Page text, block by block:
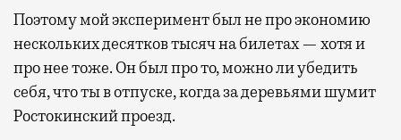
Поэтому мой эксперимент был не про экономию
нескольких десятков тысяч на билетах — хотя и
про нее тоже. Он был про то, можно ли убедить
себя, что ты в отпуске, когда за деревьями шумит
Ростокинский проезд.